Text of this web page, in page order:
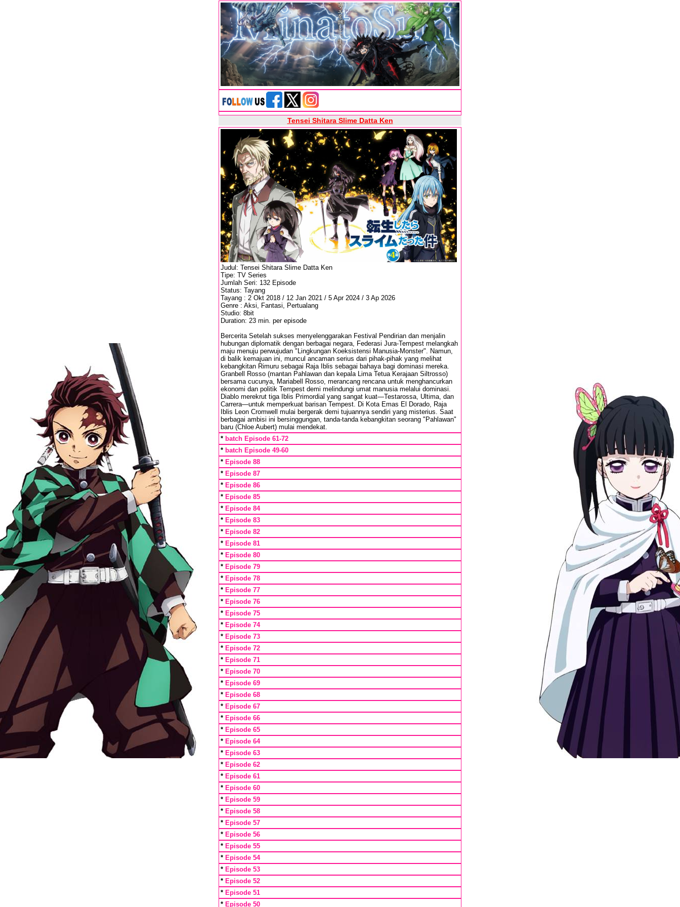
Tensei Shitara Slime Datta Ken
Judul: Tensei Shitara Slime Datta Ken
Tipe: TV Series
Jumlah Seri: 132 Episode
Status: Tayang
Tayang : 2 Okt 2018 / 12 Jan 2021 / 5 Apr 2024 / 3 Ap 2026
Genre : Aksi, Fantasi, Pertualang
Studio: 8bit
Duration: 23 min. per episode
Bercerita Setelah sukses menyelenggarakan Festival Pendirian dan menjalin
hubungan diplomatik dengan berbagai negara, Federasi Jura-Tempest melangkah
maju menuju perwujudan "Lingkungan Koeksistensi Manusia-Monster". Namun,
di balik kemajuan ini, muncul ancaman serius dari pihak-pihak yang melihat
kebangkitan Rimuru sebagai Raja Iblis sebagai bahaya bagi dominasi mereka.
Granbell Rosso (mantan Pahlawan dan kepala Lima Tetua Kerajaan Siltrosso)
bersama cucunya, Mariabell Rosso, merancang rencana untuk menghancurkan
ekonomi dan politik Tempest demi melindungi umat manusia melalui dominasi.
Diablo merekrut tiga Iblis Primordial yang sangat kuat—Testarossa, Ultima, dan
Carrera—untuk memperkuat barisan Tempest. Di Kota Emas El Dorado, Raja
Iblis Leon Cromwell mulai bergerak demi tujuannya sendiri yang misterius. Saat
berbagai ambisi ini bersinggungan, tanda-tanda kebangkitan seorang "Pahlawan"
baru (Chloe Aubert) mulai mendekat.
* batch Episode 61-72
* batch Episode 49-60
* Episode 88
* Episode 87
* Episode 86
* Episode 85
* Episode 84
* Episode 83
* Episode 82
* Episode 81
* Episode 80
* Episode 79
* Episode 78
* Episode 77
* Episode 76
* Episode 75
* Episode 74
* Episode 73
* Episode 72
* Episode 71
* Episode 70
* Episode 69
* Episode 68
* Episode 67
* Episode 66
* Episode 65
* Episode 64
* Episode 63
* Episode 62
* Episode 61
* Episode 60
* Episode 59
* Episode 58
* Episode 57
* Episode 56
* Episode 55
* Episode 54
* Episode 53
* Episode 52
* Episode 51
* Episode 50